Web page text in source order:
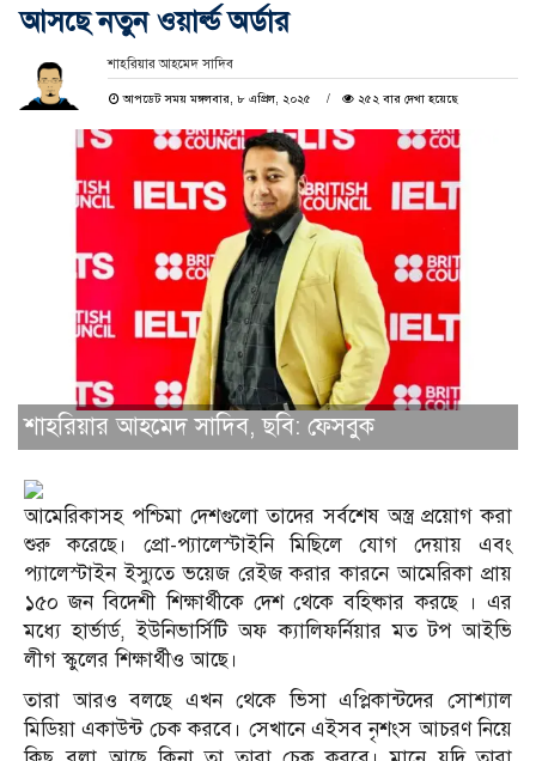
আসছে নতুন ওয়ার্ল্ড অর্ডার
শাহরিয়ার আহমেদ সাদিব
আপডেট সময় মঙ্গলবার, ৮ এপ্রিল, ২০২৫ ২৫২ বার দেখা হয়েছে
শাহরিয়ার আহমেদ সাদিব, ছবি: ফেসবুক
আমেরিকাসহ পশ্চিমা দেশগুলো তাদের সর্বশেষ অস্ত্র প্রয়োগ করা
শুরু করেছে। প্রো-প্যালেস্টাইনি মিছিলে যোগ দেয়ায় এবং
প্যালেস্টাইন ইস্যুতে ভয়েজ রেইজ করার কারনে আমেরিকা প্রায়
১৫০ জন বিদেশী শিক্ষার্থীকে দেশ থেকে বহিষ্কার করছে । এর
মধ্যে হার্ভার্ড, ইউনিভার্সিটি অফ ক্যালিফর্নিয়ার মত টপ আইভি
লীগ স্কুলের শিক্ষার্থীও আছে।
তারা আরও বলছে এখন থেকে ভিসা এপ্লিকান্টদের সোশ্যাল
মিডিয়া একাউন্ট চেক করবে। সেখানে এইসব নৃশংস আচরণ নিয়ে